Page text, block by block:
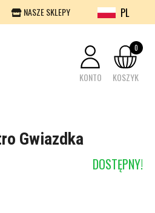
NASZE SKLEPY PL
KONTO KOSZYK
0
Gwiazdka
DOSTĘPNY!